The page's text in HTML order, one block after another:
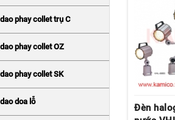
phay collet trụ C
phay collet OZ
phay collet SK
doa lỗ
Đèn